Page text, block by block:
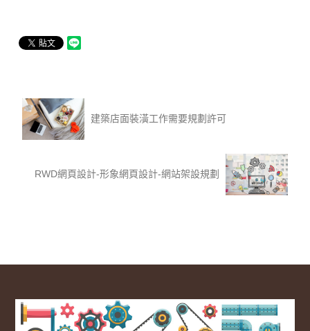
建築店面裝潢工作需要規劃許可
RWD網頁設計-形象網頁設計-網站架設規劃